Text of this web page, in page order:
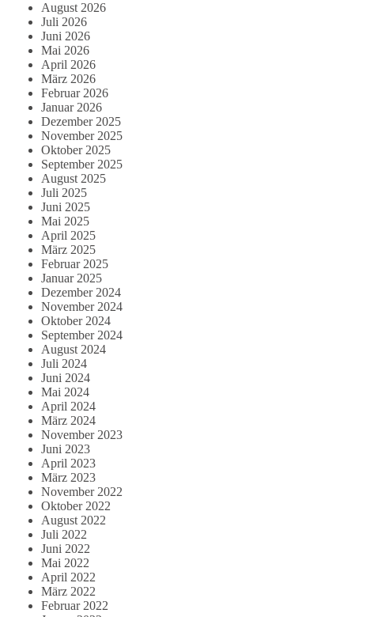
August 2026
Juli 2026
Juni 2026
Mai 2026
April 2026
März 2026
Februar 2026
Januar 2026
Dezember 2025
November 2025
Oktober 2025
September 2025
August 2025
Juli 2025
Juni 2025
Mai 2025
April 2025
März 2025
Februar 2025
Januar 2025
Dezember 2024
November 2024
Oktober 2024
September 2024
August 2024
Juli 2024
Juni 2024
Mai 2024
April 2024
März 2024
November 2023
Juni 2023
April 2023
März 2023
November 2022
Oktober 2022
August 2022
Juli 2022
Juni 2022
Mai 2022
April 2022
März 2022
Februar 2022